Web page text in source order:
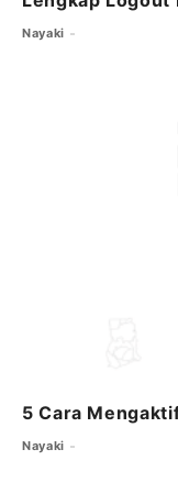
Nayaki
5 Cara
Nayaki